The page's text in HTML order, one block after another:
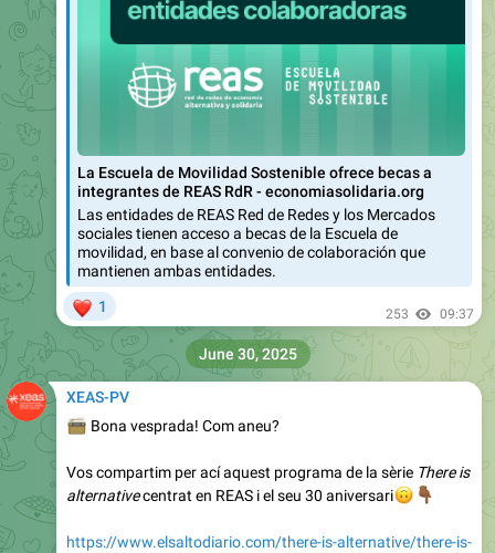
La Escuela de Movilidad Sostenible ofrece becas a
integrantes de REAS RdR - economiasolidaria.org
Las entidades de REAS Red de Redes y los Mercados
sociales tienen acceso a becas de la Escuela de
movilidad, en base al convenio de colaboración que
mantienen ambas entidades.
1 253 09:37
XEAS-PV
Bona vesprada! Com aneu?
Vos compartim per ací aquest programa de la sèrie There is
alternativecentrat en REAS i el seu 30 aniversari
🙃
👇🏾
https://www.elsaltodiario.com/there-is-alternative/there-is-
June 30, 2025